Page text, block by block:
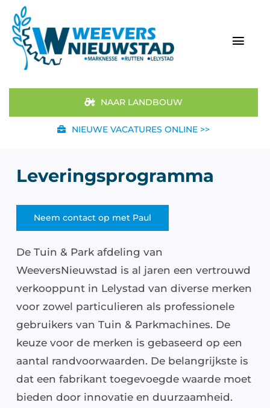
naar
inhoud
Aanbod
STIHL
Occasions
Werkplaats
Nieuws
Over ons
Vacatures
Tuin & Park Contact
NAAR LANDBOUW
NIEUWE VACATURES ONLINE >>
Leveringsprogramma
Neem contact op met Paul
De Tuin & Park afdeling van
WeeversNieuwstad is al jaren een vertrouwd
verkooppunt in Lelystad van diverse merken
voor zowel particulieren als professionele
gebruikers van Tuin & Parkmachines. De
keuze voor de merken is gebaseerd op een
aantal randvoorwaarden. De belangrijkste is
dat een fabrikant toegevoegde waarde moet
bieden door innovatie en duurzaamheid.